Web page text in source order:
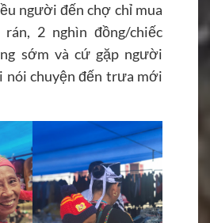
người đến chợ chỉ mua
2 nghìn đồng/chiếc
sớm và cứ gặp người
nói chuyện đến trưa mới